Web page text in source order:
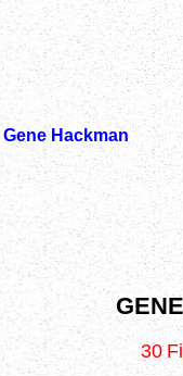
Gene Hackman
30